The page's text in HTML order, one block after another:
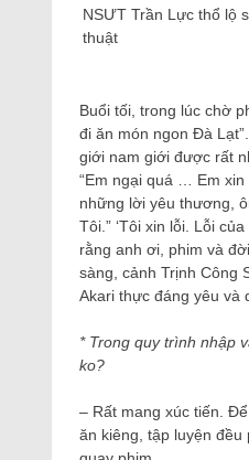
NSƯT Trần Lực thổ lộ
thuật
Buổi tối, trong lúc chờ
đi ăn món ngon Đà
giới nam giới được rất
“Em ngại quá … Em xin
những lời yêu thương,
Tôi.” ‘Tôi xin lỗi. Lỗi
rằng anh ơi, phim và
sàng, cảnh Trịnh Công
Akari thực đáng yêu và
* Trong quy trình nhập
ko?
– Rất mang xúc tiến.
ăn kiêng, tập luyện